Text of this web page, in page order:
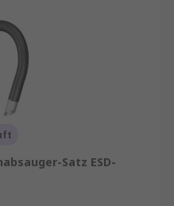
Satz ESD-